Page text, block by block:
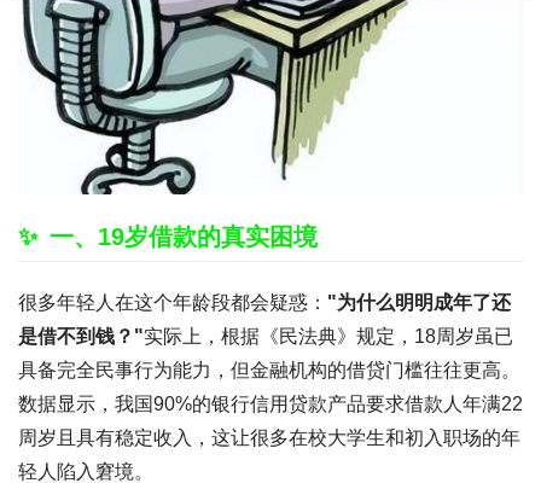
一、19岁借款的真实困境
很多年轻人在这个年龄段都会疑惑： "为什么明明成年了还
是借不到钱？"实际上，根据《民法典》规定，18周岁虽已
具备完全民事行为能力，但金融机构的借贷门槛往往更高。
数据显示，我国90%的银行信用贷款产品要求借款人年满22
周岁且具有稳定收入，这让很多在校大学生和初入职场的年
轻人陷入窘境。